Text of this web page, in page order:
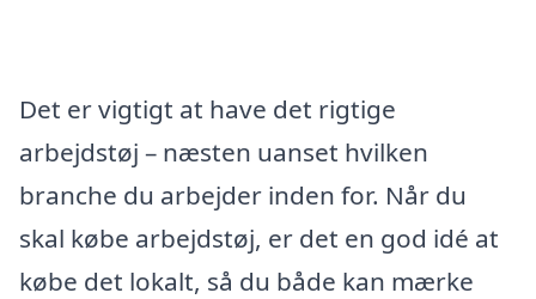
Det er vigtigt at have det rigtige
arbejdstøj – næsten uanset hvilken
branche du arbejder inden for. Når du
skal købe arbejdstøj, er det en god idé at
købe det lokalt, så du både kan mærke